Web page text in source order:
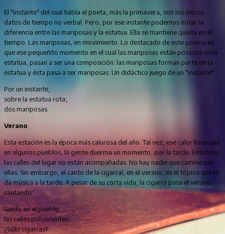
El "instante" del cual habla el poeta, más la primavera, son los únicos
datos de tiempo no verbal. Pero, por ese instante podemos notar la
diferencia entre las mariposas y la estatua. Ella se mantiene quieta en el
tiempo. Las mariposas, en movimiento. Lo destacado de este poema es
que ese pequeñito momento en el cual las mariposas están posadas en la
estatua, pasan a ser una composición: las mariposas forman parte de la
estatua y ésta pasa a ser mariposas. Un didáctico juego de un "instante":
Por un instante,
sobre la estatua rota;
dos mariposas.
Verano
Esta estación es la época más calurosa del año. Tal vez, ese calor hace que
en algunos pueblos, la gente duerma un momento, por la tarde. Entonces,
las calles del lugar no están acompañadas. No hay nadie que camine por
ellas. Sin embargo, el canto de la cigarral, en el verano, es el tópico que le
da música a la tarde. A pesar de su corta vida, la cigarra pasa el verano
cantando:
Siesta en el pueblo,
las calles polvorientas...
¿Sólo cigarras?